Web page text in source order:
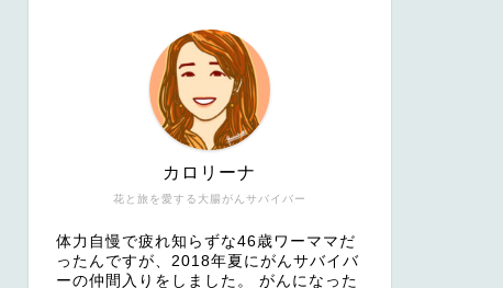
花と旅を愛する大腸がんサバイバー
カロリーナ
体力自慢で疲れ知らずな46歳ワーママだ
ったんですが、2018年夏にがんサバイバ
ーの仲間入りをしました。 がんになった